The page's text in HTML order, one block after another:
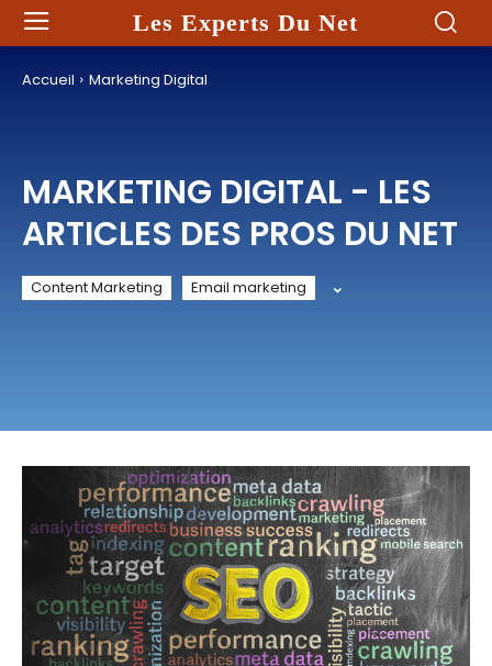
Les Experts Du Net
Accueil Marketing Digital
MARKETING DIGITAL - LES
ARTICLES DES PROS DU NET
Content Marketing Email marketing